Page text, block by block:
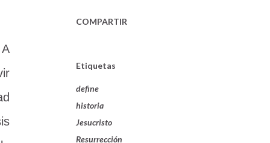
A
COMPARTIR
Etiquetas
define
historia
Jesucristo
Resurrección